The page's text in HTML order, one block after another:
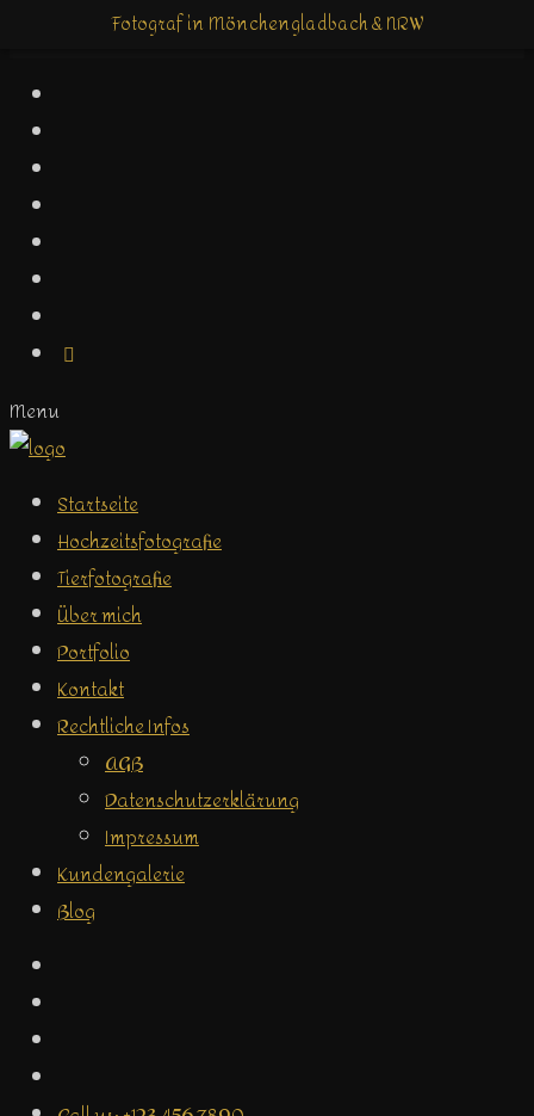
Fotograf in Mönchengladbach & NRW
Menu
Startseite
Hochzeitsfotografie
Tierfotografie
Über mich
Portfolio
Kontakt
Rechtliche Infos
AGB
Datenschutzerklärung
Impressum
Kundengalerie
Blog
Fotograf in Mönchengladbach & NRW